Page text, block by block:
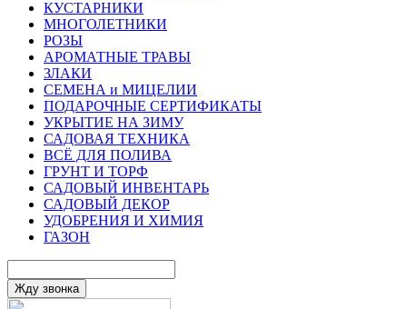
КУСТАРНИКИ
МНОГОЛЕТНИКИ
РОЗЫ
АРОМАТНЫЕ ТРАВЫ
ЗЛАКИ
СЕМЕНА и МИЦЕЛИИ
ПОДАРОЧНЫЕ СЕРТИФИКАТЫ
УКРЫТИЕ НА ЗИМУ
САДОВАЯ ТЕХНИКА
ВСЁ ДЛЯ ПОЛИВА
ГРУНТ И ТОРФ
САДОВЫЙ ИНВЕНТАРЬ
САДОВЫЙ ДЕКОР
УДОБРЕНИЯ И ХИМИЯ
ГАЗОН